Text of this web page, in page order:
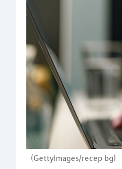
(GettyImages/recep bg)